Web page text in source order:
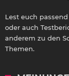
Lest euch
oder auch
anderem zu den
Themen.